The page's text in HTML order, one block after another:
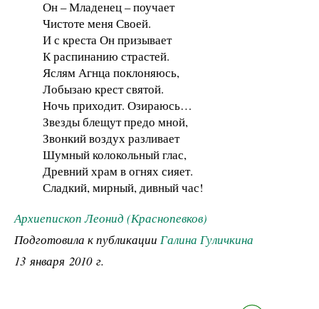
Он – Младенец – поучает
Чистоте меня Своей.
И с креста Он призывает
К распинанию страстей.
Яслям Агнца поклоняюсь,
Лобызаю крест святой.
Ночь приходит. Озираюсь…
Звезды блещут предо мной,
Звонкий воздух разливает
Шумный колокольный глас,
Древний храм в огнях сияет.
Сладкий, мирный, дивный час!
Архиепископ Леонид (Краснопевков)
Подготовила к публикации Галина Гуличкина
13 января 2010 г.